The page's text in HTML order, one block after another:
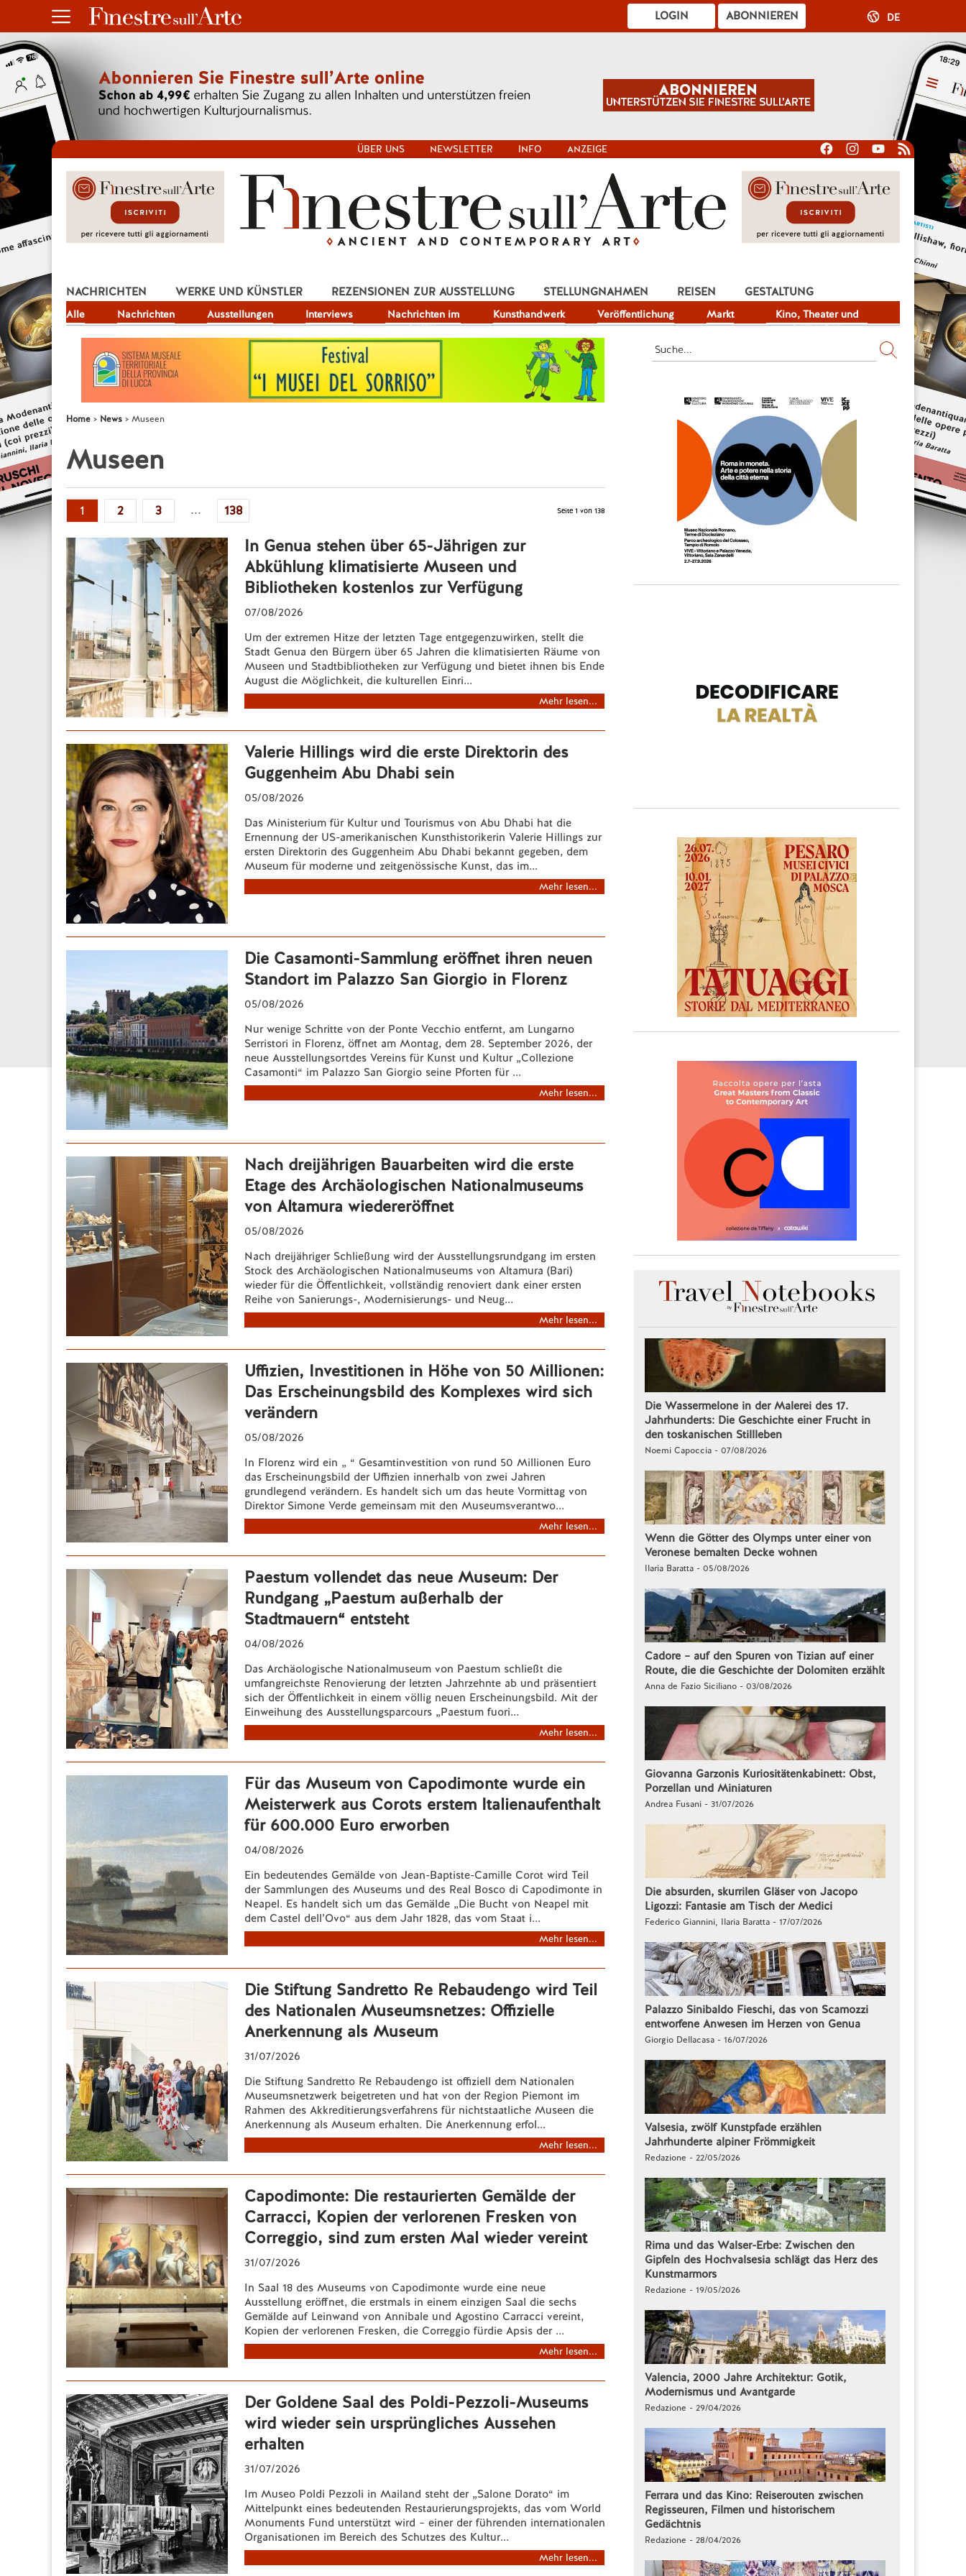
ABONNIEREN
LOGIN DE
ÜBER UNS NEWSLETTER INFO ANZEIGE
NACHRICHTEN
Alle Nachrichten Ausstellungen Interviews
Nachrichten im
Fokus
Kunsthandwerk Veröffentlichung Markt
Kino, Theater und
Fernsehen
WERKE UND KÜNSTLER REZENSIONEN ZUR AUSSTELLUNG STELLUNGNAHMEN REISEN
GESTALTUNG
JOB
Home News Museen
Museen
1 2 3 ... 138 Seite 1 von 138
In Genua stehen über 65-Jährigen zur
Abkühlung klimatisierte Museen und
Bibliotheken kostenlos zur Verfügung
07/08/2026
Um der extremen Hitze der letzten Tage entgegenzuwirken, stellt die
Stadt Genua den Bürgern über 65 Jahren die klimatisierten Räume von
Museen und Stadtbibliotheken zur Verfügung und bietet ihnen bis Ende
August die Möglichkeit, die kulturellen Einri...
Mehr lesen...
Valerie Hillings wird die erste Direktorin des
Guggenheim Abu Dhabi sein
05/08/2026
Das Ministerium für Kultur und Tourismus von Abu Dhabi hat die
Ernennung der US-amerikanischen Kunsthistorikerin Valerie Hillings zur
ersten Direktorin des Guggenheim Abu Dhabi bekannt gegeben, dem
Museum für moderne und zeitgenössische Kunst, das im...
Mehr lesen...
Die Casamonti-Sammlung eröffnet ihren neuen
Standort im Palazzo San Giorgio in Florenz
05/08/2026
Nur wenige Schritte von der Ponte Vecchio entfernt, am Lungarno
Serristori in Florenz, öffnet am Montag, dem 28. September 2026, der
neue Ausstellungsortdes Vereins für Kunst und Kultur „Collezione
Casamonti“ im Palazzo San Giorgio seine Pforten für ...
Mehr lesen...
Nach dreijährigen Bauarbeiten wird die erste
Etage des Archäologischen Nationalmuseums
von Altamura wiedereröffnet
05/08/2026
Nach dreijähriger Schließung wird der Ausstellungsrundgang im ersten
Stock des Archäologischen Nationalmuseums von Altamura (Bari)
wieder für die Öffentlichkeit, vollständig renoviert dank einer ersten
Reihe von Sanierungs-, Modernisierungs- und Neug...
Mehr lesen...
Uffizien, Investitionen in Höhe von 50 Millionen:
Das Erscheinungsbild des Komplexes wird sich
verändern
05/08/2026
In Florenz wird ein „ “ Gesamtinvestition von rund 50 Millionen Euro
das Erscheinungsbild der Uffizien innerhalb von zwei Jahren
grundlegend verändern. Es handelt sich um das heute Vormittag von
Direktor Simone Verde gemeinsam mit den Museumsverantwo...
Mehr lesen...
Paestum vollendet das neue Museum: Der
Rundgang „Paestum außerhalb der
Stadtmauern“ entsteht
04/08/2026
Das Archäologische Nationalmuseum von Paestum schließt die
umfangreichste Renovierung der letzten Jahrzehnte ab und präsentiert
sich der Öffentlichkeit in einem völlig neuen Erscheinungsbild. Mit der
Einweihung des Ausstellungsparcours „Paestum fuori...
Mehr lesen...
Für das Museum von Capodimonte wurde ein
Meisterwerk aus Corots erstem Italienaufenthalt
für 600.000 Euro erworben
04/08/2026
Ein bedeutendes Gemälde von Jean-Baptiste-Camille Corot wird Teil
der Sammlungen des Museums und des Real Bosco di Capodimonte in
Neapel. Es handelt sich um das Gemälde „Die Bucht von Neapel mit
dem Castel dell’Ovo“ aus dem Jahr 1828, das vom Staat i...
Mehr lesen...
Die Stiftung Sandretto Re Rebaudengo wird Teil
des Nationalen Museumsnetzes: Offizielle
Anerkennung als Museum
31/07/2026
Die Stiftung Sandretto Re Rebaudengo ist offiziell dem Nationalen
Museumsnetzwerk beigetreten und hat von der Region Piemont im
Rahmen des Akkreditierungsverfahrens für nichtstaatliche Museen die
Anerkennung als Museum erhalten. Die Anerkennung erfol...
Mehr lesen...
Capodimonte: Die restaurierten Gemälde der
Carracci, Kopien der verlorenen Fresken von
Correggio, sind zum ersten Mal wieder vereint
31/07/2026
In Saal 18 des Museums von Capodimonte wurde eine neue
Ausstellung eröffnet, die erstmals in einem einzigen Saal die sechs
Gemälde auf Leinwand von Annibale und Agostino Carracci vereint,
Kopien der verlorenen Fresken, die Correggio fürdie Apsis der ...
Mehr lesen...
Der Goldene Saal des Poldi-Pezzoli-Museums
wird wieder sein ursprüngliches Aussehen
erhalten
31/07/2026
Im Museo Poldi Pezzoli in Mailand steht der „Salone Dorato“ im
Mittelpunkt eines bedeutenden Restaurierungsprojekts, das vom World
Monuments Fund unterstützt wird – einer der führenden internationalen
Organisationen im Bereich des Schutzes des Kultur...
Mehr lesen...
Die Wassermelone in der Malerei des 17.
Jahrhunderts: Die Geschichte einer Frucht in
den toskanischen Stillleben
Noemi Capoccia - 07/08/2026
Wenn die Götter des Olymps unter einer von
Veronese bemalten Decke wohnen
Ilaria Baratta - 05/08/2026
Cadore – auf den Spuren von Tizian auf einer
Route, die die Geschichte der Dolomiten erzählt
Anna de Fazio Siciliano - 03/08/2026
Giovanna Garzonis Kuriositätenkabinett: Obst,
Porzellan und Miniaturen
Andrea Fusani - 31/07/2026
Die absurden, skurrilen Gläser von Jacopo
Ligozzi: Fantasie am Tisch der Medici
Federico Giannini, Ilaria Baratta - 17/07/2026
Palazzo Sinibaldo Fieschi, das von Scamozzi
entworfene Anwesen im Herzen von Genua
Giorgio Dellacasa - 16/07/2026
Valsesia, zwölf Kunstpfade erzählen
Jahrhunderte alpiner Frömmigkeit
Redazione - 22/05/2026
Rima und das Walser-Erbe: Zwischen den
Gipfeln des Hochvalsesia schlägt das Herz des
Kunstmarmors
Redazione - 19/05/2026
Valencia, 2000 Jahre Architektur: Gotik,
Modernismus und Avantgarde
Redazione - 29/04/2026
Ferrara und das Kino: Reiserouten zwischen
Regisseuren, Filmen und historischem
Gedächtnis
Redazione - 28/04/2026